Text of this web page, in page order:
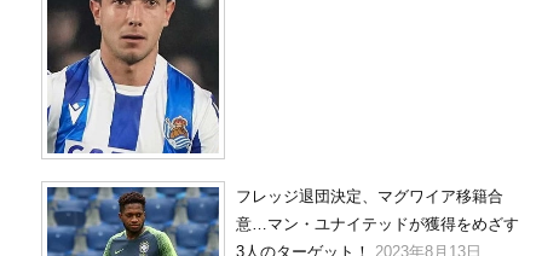
フレッジ退団決定、マグワイア移籍合
意…マン・ユナイテッドが獲得をめざす
3人のターゲット！ 2023年8月13日